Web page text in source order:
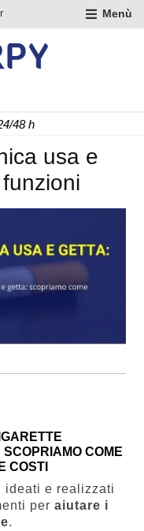
Menù
48 h
usa e
COME
COSTI
ideati e realizzati
per aiutare i
.